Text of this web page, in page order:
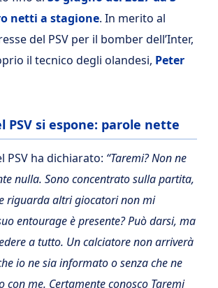
netti a stagione. In merito al
del PSV per il bomber dell’Inter,
il tecnico degli olandesi, Peter
PSV si espone: parole nette
PSV ha dichiarato: “Taremi? Non ne
nulla. Sono concentrato sulla partita,
riguarda altri giocatori non mi
entourage è presente? Può darsi, ma
a tutto. Un calciatore non arriverà
io ne sia informato o senza che ne
con me. Certamente conosco Taremi